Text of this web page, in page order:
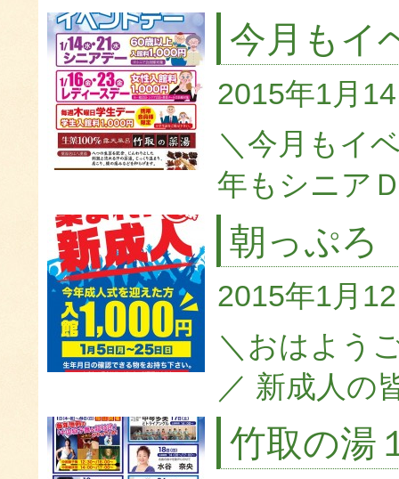
今月もイ
2015年1月
＼今月もイ
年もシニア
朝っぷろ
2015年1月
＼おはよう
／ 新成人の
竹取の湯